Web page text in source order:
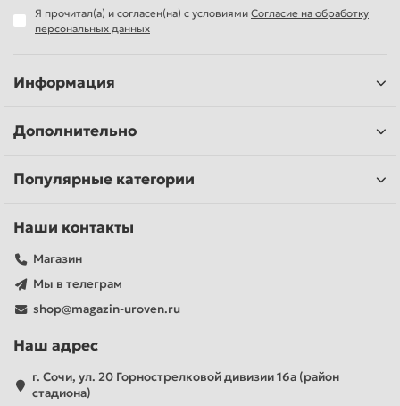
Я прочитал(а) и согласен(на) с условиями Согласие на обработку
персональных данных
Информация
Дополнительно
Популярные категории
Наши контакты
Магазин
Мы в телеграм
shop@magazin-uroven.ru
Наш адрес
г. Сочи, ул. 20 Горнострелковой дивизии 16а (район
стадиона)